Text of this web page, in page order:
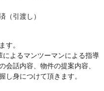
（引渡し）
す。
よるマンツーマンによる指導
会話内容、物件の提案内容、
し身につけて頂きます。